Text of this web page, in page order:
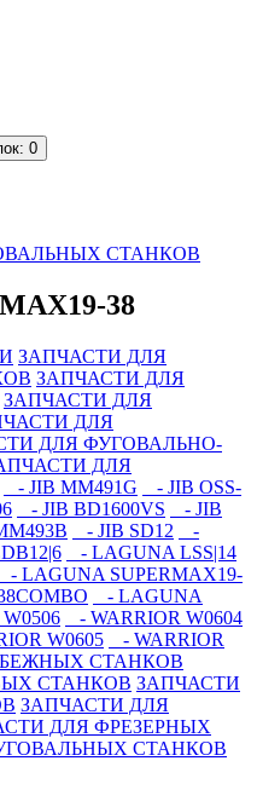
: 0
СТАНКОВ
38
ЗАПЧАСТИ ДЛЯ
ЗАПЧАСТИ ДЛЯ
ЗАПЧАСТИ ДЛЯ
ДЛЯ
ДЛЯ ФУГОВАЛЬНО-
ДЛЯ
- JIB MM491G
- JIB OSS-
- JIB BD1600VS
- JIB
- JIB SD12
-
- LAGUNA LSS|14
- LAGUNA SUPERMAX19-
- LAGUNA
- WARRIOR W0604
W0605
- WARRIOR
СТАНКОВ
СТАНКОВ ЗАПЧАСТИ
ЗАПЧАСТИ ДЛЯ
ДЛЯ ФРЕЗЕРНЫХ
СТАНКОВ